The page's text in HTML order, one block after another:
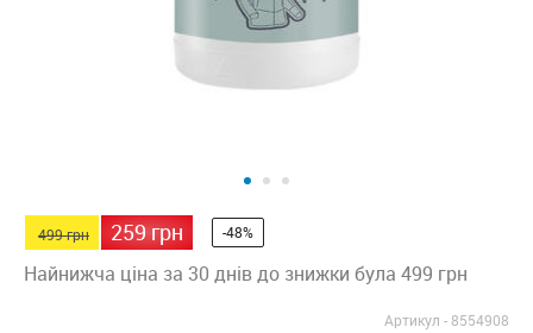
499 грн 259 грн -48%
Найнижча ціна за 30 днів до знижки була 499 грн
Артикул -8554908